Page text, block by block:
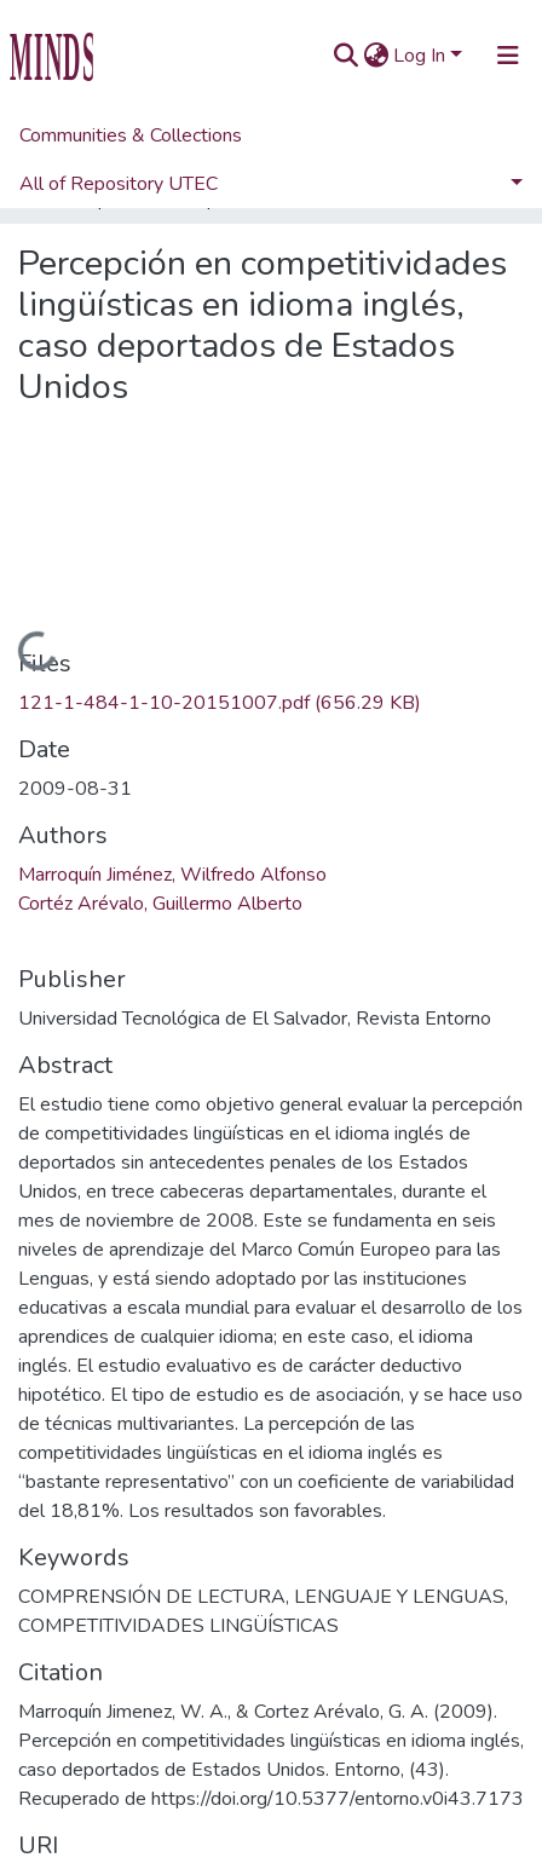
Log In
Communities & Collections
All of Repository UTEC
Home
Artículos de revistas UTEC
Percepción en competitividades
lingüísticas en idioma inglés,
caso deportados de Estados
Unidos
Loading...
Files
121-1-484-1-10-20151007.pdf(656.29 KB)
Date
2009-08-31
Authors
Marroquín Jiménez, Wilfredo Alfonso
Cortéz Arévalo, Guillermo Alberto
Publisher
Universidad Tecnológica de El Salvador, Revista Entorno
Abstract
El estudio tiene como objetivo general evaluar la percepción
de competitividades lingüísticas en el idioma inglés de
deportados sin antecedentes penales de los Estados
Unidos, en trece cabeceras departamentales, durante el
mes de noviembre de 2008. Este se fundamenta en seis
niveles de aprendizaje del Marco Común Europeo para las
Lenguas, y está siendo adoptado por las instituciones
educativas a escala mundial para evaluar el desarrollo de los
aprendices de cualquier idioma; en este caso, el idioma
inglés. El estudio evaluativo es de carácter deductivo
hipotético. El tipo de estudio es de asociación, y se hace uso
de técnicas multivariantes. La percepción de las
competitividades lingüísticas en el idioma inglés es
“bastante representativo” con un coeficiente de variabilidad
del 18,81%. Los resultados son favorables.
Keywords
COMPRENSIÓN DE LECTURA, LENGUAJE Y LENGUAS,
COMPETITIVIDADES LINGÜÍSTICAS
Citation
Marroquín Jimenez, W. A., & Cortez Arévalo, G. A. (2009).
Percepción en competitividades lingüísticas en idioma inglés,
caso deportados de Estados Unidos. Entorno, (43).
Recuperado de https://doi.org/10.5377/entorno.v0i43.7173
URI